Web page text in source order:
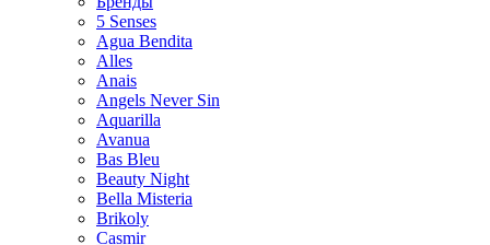
5 Senses
Agua Bendita
Alles
Anais
Angels Never Sin
Aquarilla
Avanua
Bas Bleu
Beauty Night
Bella Misteria
Brikoly
Casmir